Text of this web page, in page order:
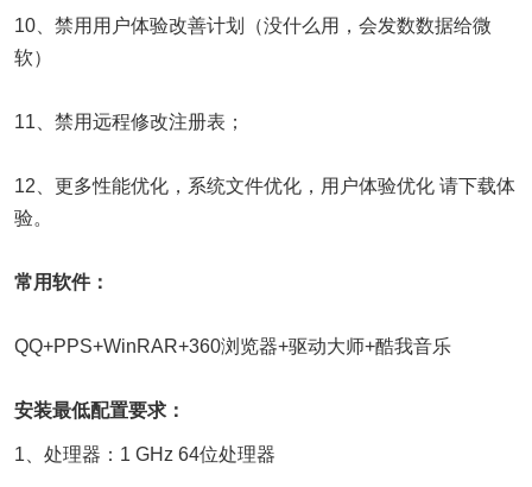
10、禁用用户体验改善计划（没什么用，会发数数据给微
软）
11、禁用远程修改注册表；
12、更多性能优化，系统文件优化，用户体验优化 请下载体
验。
常用软件：
QQ+PPS+WinRAR+360浏览器+驱动大师+酷我音乐
安装最低配置要求：
1、处理器：1 GHz 64位处理器